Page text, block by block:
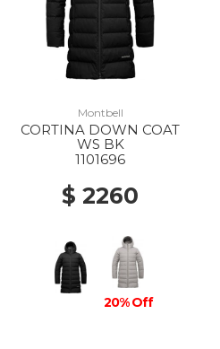
Montbell
CORTINA DOWN COAT
WS BK
1101696
$ 2260
20% Off